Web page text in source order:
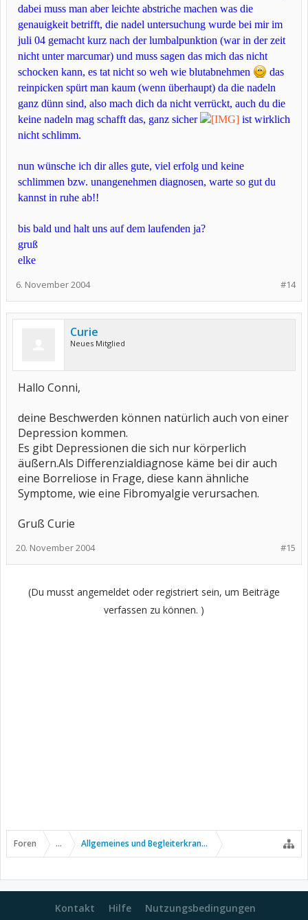
dabei muss man aber leichte abstriche machen was die
genauigkeit betrifft, die nadel untersuchung wurde bei mir im
juli 04 gemacht kurz nach der lumbalpunktion (war in der zeit
nicht unter marcumar) und muss sagen das mich das nicht
schocken kann, es tat nicht so weh wie blutabnehmen
das
reinpicken spürt man kaum (wenn überhaupt) da die nadeln
ganz dünn sind, also mach dich da nicht verrückt, auch du die
keine nadeln mag schafft das, ganz sicher
ist wirklich
nicht schlimm.
nun wünsche ich dir alles gute, viel erfolg und keine
schlimmen bzw. unangenehmen diagnosen, warte so gut du
kannst in ruhe ab!!
bis bald und halt uns auf dem laufenden ja?
gruß
elke
#14
6. November 2004
Curie
Neues Mitglied
Hallo Conni,
deine Beschwerden können natürlich auch von einer
Depression kommen.
Es gibt Depressionen die sich nur körperlich
äußern.Als Differenzialdiagnose käme bei dir auch
eine Borreliose in Frage, diese kann ähnliche
Symptome, wie eine Fibromyalgie verursachen.
Gruß Curie
#15
20. November 2004
(Du musst angemeldet oder registriert sein, um Beiträge
verfassen zu können. )
Foren ... Allgemeines und Begleiterkrankungen
Kontakt Hilfe Nutzungsbedingungen